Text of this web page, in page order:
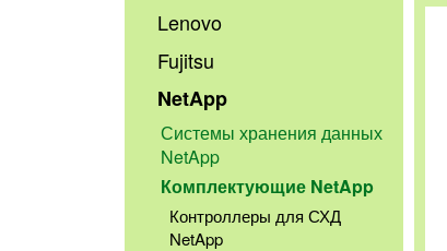
Lenovo
Fujitsu
NetApp
Системы хранения данных
NetApp
Комплектующие NetApp
Контроллеры для СХД
NetApp